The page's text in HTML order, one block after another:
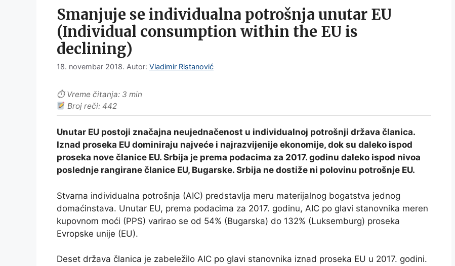
Smanjuje se individualna potrošnja unutar EU
(Individual consumption within the EU is
declining)
18. novembar 2018. Autor: Vladimir Ristanović
⏱ Vreme čitanja: 3 min
Broj reči: 442
Unutar EU postoji značajna neujednačenost u individualnoj potrošnji država članica.
Iznad proseka EU dominiraju najveće i najrazvijenije ekonomije, dok su daleko ispod
proseka nove članice EU. Srbija je prema podacima za 2017. godinu daleko ispod nivoa
poslednje rangirane članice EU, Bugarske. Srbija ne dostiže ni polovinu potrošnje EU.
Stvarna individualna potrošnja (AIC) predstavlja meru materijalnog bogatstva jednog
domaćinstava. Unutar EU, prema podacima za 2017. godinu, AIC po glavi stanovnika meren
kupovnom moći (PPS) varirao se od 54% (Bugarska) do 132% (Luksemburg) proseka
Evropske unije (EU).
Deset država članica je zabeležilo AIC po glavi stanovnika iznad proseka EU u 2017. godini.